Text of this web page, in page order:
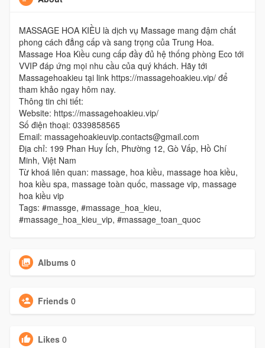
MASSAGE HOA KIỀU là dịch vụ Massage mang đậm chất
phong cách đẳng cấp và sang trọng của Trung Hoa.
Massage Hoa Kiều cung cấp đầy đủ hệ thống phòng Eco tới
VVIP đáp ứng mọi nhu cầu của quý khách. Hãy tới
Massagehoakieu tại link https://massagehoakieu.vip/ để
tham khảo ngay hôm nay.
Thông tin chi tiết:
Website: https://massagehoakieu.vip/
Số điện thoại: 0339858565
Email: massagehoakieuvip.contacts@gmail.com
Địa chỉ: 199 Phan Huy Ích, Phường 12, Gò Vấp, Hồ Chí
Minh, Việt Nam
Từ khoá liên quan: massage, hoa kiều, massage hoa kiều,
hoa kiều spa, massage toàn quốc, massage vip, massage
hoa kiều vip
Tags: #massge, #massage_hoa_kieu,
#massage_hoa_kieu_vip, #massage_toan_quoc
Albums 0
Friends 0
Likes 0